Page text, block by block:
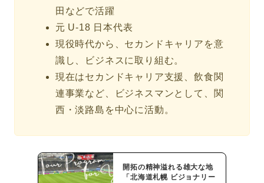
田などで活躍
元 U-18 日本代表
現役時代から、セカンドキャリアを意
識し、ビジネスに取り組む。
現在はセカンドキャリア支援、飲食関
連事業など、ビジネスマンとして、関
西・淡路島を中心に活動。
開拓の精神溢れる雄大な地
「北海道札幌 ビジョナリー